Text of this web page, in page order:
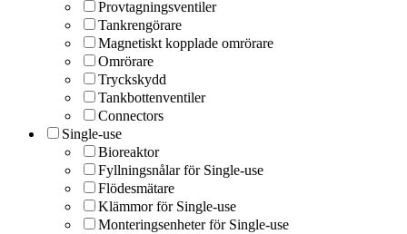
Provtagningsventiler
Tankrengörare
Magnetiskt kopplade omrörare
Omrörare
Tryckskydd
Tankbottenventiler
Connectors
Single-use
Bioreaktor
Fyllningsnålar för Single-use
Flödesmätare
Klämmor för Single-use
Monteringsenheter för Single-use